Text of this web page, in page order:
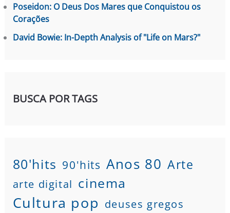
Poseidon: O Deus Dos Mares que Conquistou os
Corações
David Bowie: In-Depth Analysis of "Life on Mars?"
BUSCA POR TAGS
80'hits 90'hits Anos 80 Arte
arte digital cinema
Cultura pop deuses gregos